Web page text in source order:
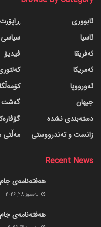
ئابووری
ئاسیا
ئەفریقا
ئەمریکا
ئەورووپا
جیهان
دسته‌بندی نشده
زانست و تەندرووستی
ڕاپۆرت
سیاسی
ڤیدیۆ
کۆمەڵگا
گه‌شت
مەڵتی
Recent News
هەفتەنامەی جام
ته‌مموز 28, 2026
هەفتەنامەی جام